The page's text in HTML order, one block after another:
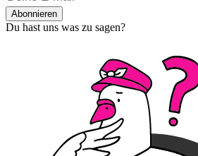
Abonnieren
Du hast uns was zu sagen?